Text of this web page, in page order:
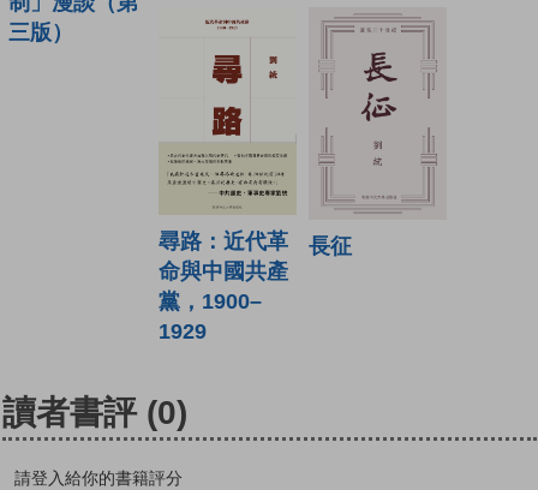
三版）
尋路：近代革
命與中國共產
黨，1900–
1929
長征
讀者書評 (0)
請登入給你的書籍評分